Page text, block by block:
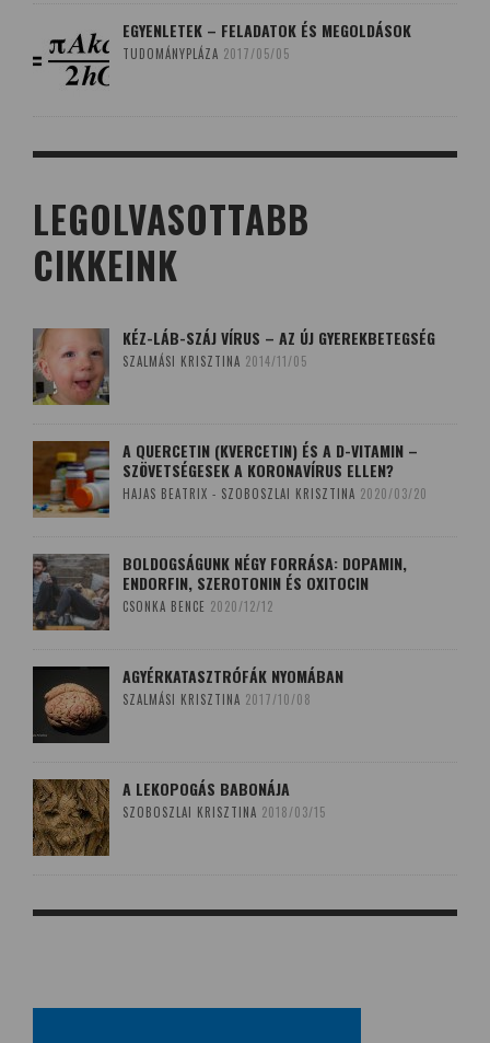
EGYENLETEK – FELADATOK ÉS MEGOLDÁSOK
TUDOMÁNYPLÁZA 2017/05/05
LEGOLVASOTTABB
CIKKEINK
KÉZ-LÁB-SZÁJ VÍRUS – AZ ÚJ GYEREKBETEGSÉG
SZALMÁSI KRISZTINA 2014/11/05
A QUERCETIN (KVERCETIN) ÉS A D-VITAMIN –
SZÖVETSÉGESEK A KORONAVÍRUS ELLEN?
HAJAS BEATRIX - SZOBOSZLAI KRISZTINA 2020/03/20
BOLDOGSÁGUNK NÉGY FORRÁSA: DOPAMIN,
ENDORFIN, SZEROTONIN ÉS OXITOCIN
CSONKA BENCE 2020/12/12
AGYÉRKATASZTRÓFÁK NYOMÁBAN
SZALMÁSI KRISZTINA 2017/10/08
A LEKOPOGÁS BABONÁJA
SZOBOSZLAI KRISZTINA 2018/03/15